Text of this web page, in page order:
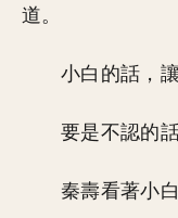
道。
小白的話，
要是不認的
秦壽看著小